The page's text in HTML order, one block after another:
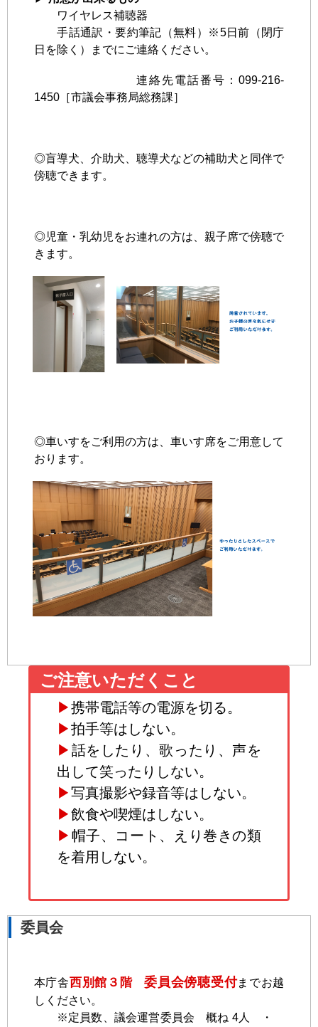
ワイヤレス補聴器
手話通訳・要約筆記（無料）※5日前（閉庁
日を除く）までにご連絡ください。
連絡先電話番号：099-216-
1450［市議会事務局総務課］
◎盲導犬、介助犬、聴導犬などの補助犬と同伴で
傍聴できます。
◎児童・乳幼児をお連れの方は、親子席で傍聴で
きます。
◎車いすをご利用の方は、車いす席をご用意して
おります。
ご注意いただくこと
▶携帯電話等の電源を切る。
▶拍手等はしない。
▶ 話をしたり、歌ったり、声を
出して笑ったりしない。
▶写真撮影や録音等はしない。
▶飲食や喫煙はしない。
▶ 帽子、コート、えり巻きの類
を着用しない。
委員会
本庁舎西別館３階 委員会傍聴受付までお越
しください。
※定員数、議会運営委員会 概ね 4人 ・